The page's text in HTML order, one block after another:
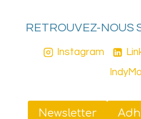
RETROUVEZ-NOUS
Instagram
Newsletter